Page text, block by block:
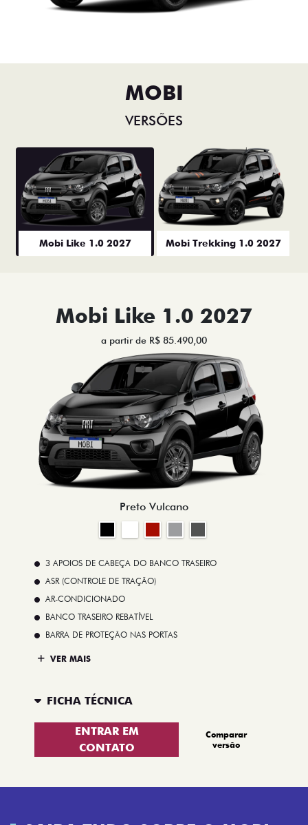
MOBI
VERSÕES
Mobi Like 1.0 2027 Mobi Trekking 1.0 2027
Mobi Like 1.0 2027
a partir de R$ 85.490,00
Preto Vulcano
3 APOIOS DE CABEÇA DO BANCO TRASEIRO
ASR (CONTROLE DE TRAÇÃO)
AR-CONDICIONADO
BANCO TRASEIRO REBATÍVEL
BARRA DE PROTEÇÃO NAS PORTAS
VER MAIS
FICHA TÉCNICA
ENTRAR EM
CONTATO
Comparar
versão